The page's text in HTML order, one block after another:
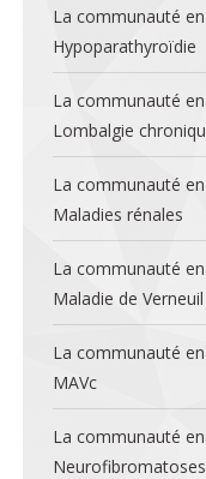
La communauté
Hypoparathyroïdie
La communauté
Lombalgie
La communauté
Maladies rénales
La communauté
Maladie de Verneuil
La communauté
MAVc
La communauté
Neurofibromatoses